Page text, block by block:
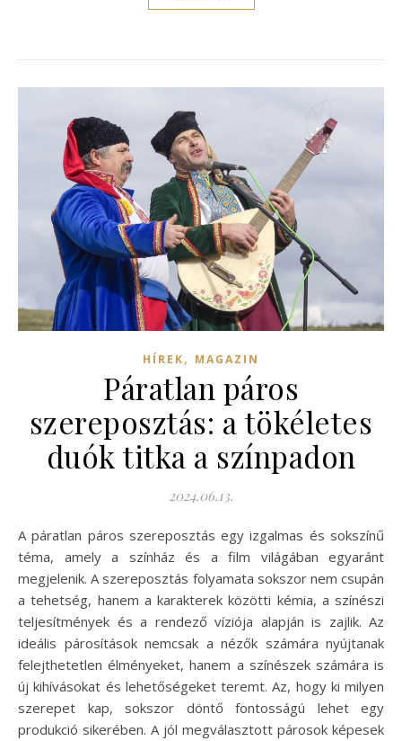
HÍREK, MAGAZIN
Páratlan páros
szereposztás: a tökéletes
duók titka a színpadon
2024.06.13.
A páratlan páros szereposztás egy izgalmas és sokszínű
téma, amely a színház és a film világában egyaránt
megjelenik. A szereposztás folyamata sokszor nem csupán
a tehetség, hanem a karakterek közötti kémia, a színészi
teljesítmények és a rendező víziója alapján is zajlik. Az
ideális párosítások nemcsak a nézők számára nyújtanak
felejthetetlen élményeket, hanem a színészek számára is
új kihívásokat és lehetőségeket teremt. Az, hogy ki milyen
szerepet kap, sokszor döntő fontosságú lehet egy
produkció sikerében. A jól megválasztott párosok képesek